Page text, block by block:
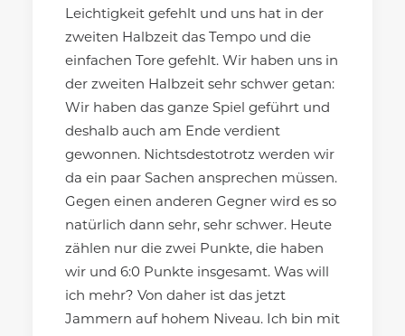
Leichtigkeit gefehlt und uns hat in der
zweiten Halbzeit das Tempo und die
einfachen Tore gefehlt. Wir haben uns in
der zweiten Halbzeit sehr schwer getan:
Wir haben das ganze Spiel geführt und
deshalb auch am Ende verdient
gewonnen. Nichtsdestotrotz werden wir
da ein paar Sachen ansprechen müssen.
Gegen einen anderen Gegner wird es so
natürlich dann sehr, sehr schwer. Heute
zählen nur die zwei Punkte, die haben
wir und 6:0 Punkte insgesamt. Was will
ich mehr? Von daher ist das jetzt
Jammern auf hohem Niveau. Ich bin mit